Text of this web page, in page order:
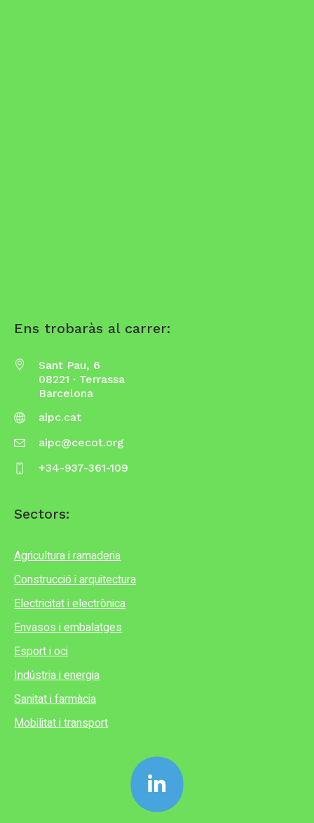
Ens trobaràs al carrer:
Sant Pau, 6
08221 · Terrassa
Barcelona
aipc.cat
aipc@cecot.org
+34-937-361-109
Sectors:
Agricultura i ramaderia
Construcció i arquitectura
Electricitat i electrònica
Envasos i embalatges
Esport i oci
Indústria i energia
Sanitat i farmàcia
Mobilitat i transport